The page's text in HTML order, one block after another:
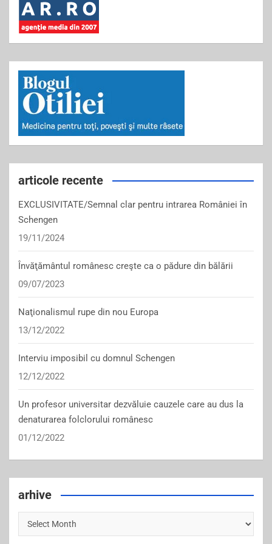
articole recente
EXCLUSIVITATE/Semnal clar pentru intrarea României în
Schengen
19/11/2024
Învăţământul românesc creşte ca o pădure din bălării
09/07/2023
Naţionalismul rupe din nou Europa
13/12/2022
Interviu imposibil cu domnul Schengen
12/12/2022
Un profesor universitar dezvăluie cauzele care au dus la
denaturarea folclorului românesc
01/12/2022
arhive
arhive